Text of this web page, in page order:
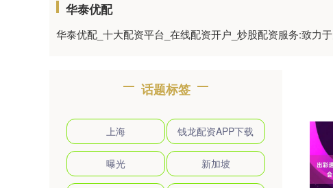
华泰优配
华泰优配_十大配资平台_在线配资开户_炒股配资服务:致力
话题标签
上海 钱龙配资APP下载
曝光 新加坡